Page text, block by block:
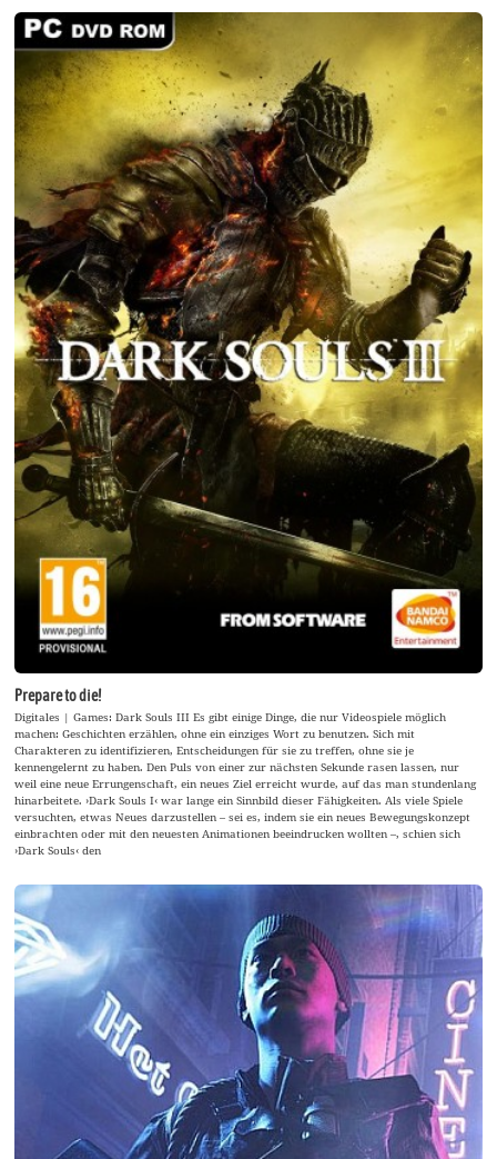
Prepare to die!
Digitales | Games: Dark Souls III Es gibt einige Dinge, die nur Videospiele möglich
machen: Geschichten erzählen, ohne ein einziges Wort zu benutzen. Sich mit
Charakteren zu identifizieren, Entscheidungen für sie zu treffen, ohne sie je
kennengelernt zu haben. Den Puls von einer zur nächsten Sekunde rasen lassen, nur
weil eine neue Errungenschaft, ein neues Ziel erreicht wurde, auf das man stundenlang
hinarbeitete. ›Dark Souls I‹ war lange ein Sinnbild dieser Fähigkeiten. Als viele Spiele
versuchten, etwas Neues darzustellen – sei es, indem sie ein neues Bewegungskonzept
einbrachten oder mit den neuesten Animationen beeindrucken wollten –, schien sich
›Dark Souls‹ den